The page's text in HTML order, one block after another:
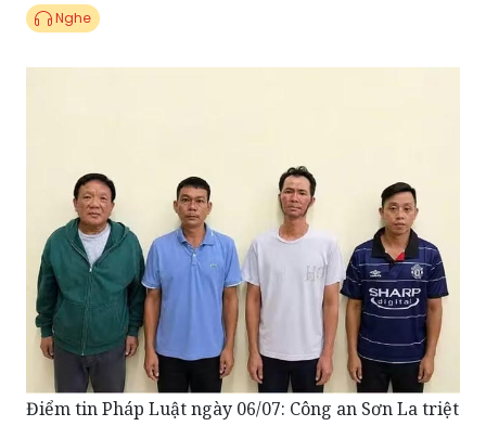
Điểm tin Pháp Luật ngày 06/07: Công an Sơn La triệt
phá đường dây cá độ bóng đá thu lời bất chính hàng
tỷ đồng